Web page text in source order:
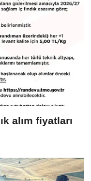
alım fiyatları